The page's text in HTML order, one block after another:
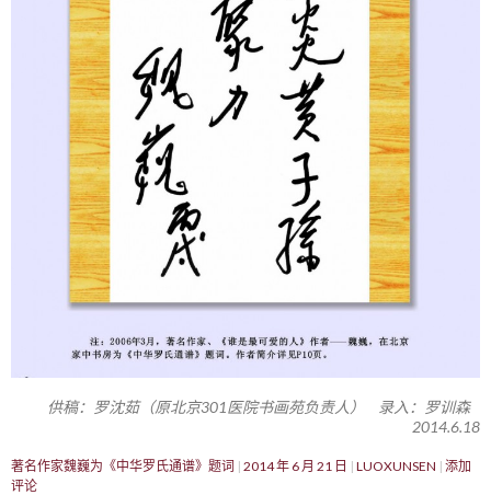
供稿：罗沈茹（原北京301医院书画苑负责人） 录入：罗训森
2014.6.18
著名作家魏巍为《中华罗氏通谱》题词 2014 年 6 月 21 日 LUOXUNSEN 添加
评论